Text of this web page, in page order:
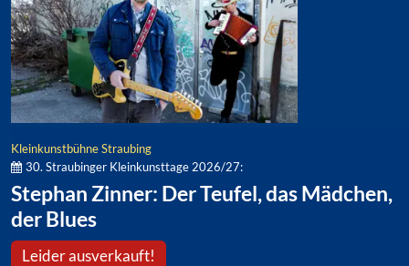
Kleinkunstbühne Straubing
30. Straubinger Kleinkunsttage 2026/27:
Stephan Zinner: Der Teufel, das Mädchen,
der Blues
Leider ausverkauft!